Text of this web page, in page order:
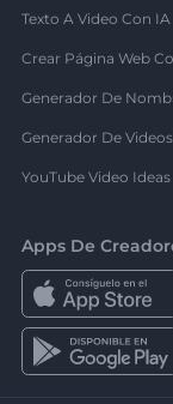
Texto A Video Con IA
Crear Página Web
Generador De
Generador De
YouTube Video Ideas
Apps De